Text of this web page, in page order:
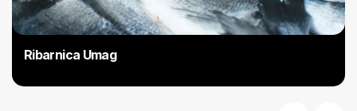
Ribarnica Umag